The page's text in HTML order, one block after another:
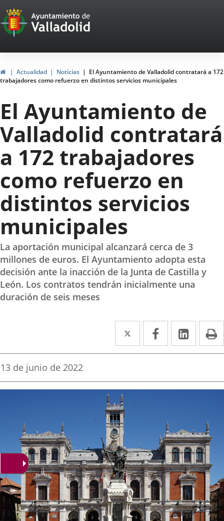
Portal
Web
del
Ayuntamiento
de
Valladolid
HomeActualidad Noticias
El Ayuntamiento de Valladolid contratará a 172
trabajadores como refuerzo en distintos servicios municipales
El Ayuntamiento de
Valladolid contratará
a 172 trabajadores
como refuerzo en
distintos servicios
municipales
La aportación municipal alcanzará cerca de 3
millones de euros. El Ayuntamiento adopta esta
decisión ante la inacción de la Junta de Castilla y
León. Los contratos tendrán inicialmente una
duración de seis meses
Twitter
Enlace
a
aplicación
externa.
Facebook
Enlace
a
aplicación
Enlace
a
Fecha
la
13 de junio de 2022